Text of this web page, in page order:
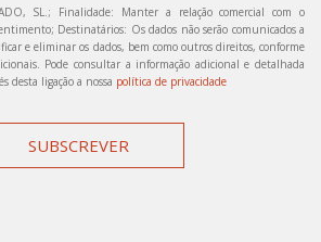
SL.; Finalidade: Manter a relação comercial com o
Destinatários: Os dados não serão comunicados a
e eliminar os dados, bem como outros direitos, conforme
Pode consultar a informação adicional e detalhada
desta ligação a nossa política de privacidade
SUBSCREVER